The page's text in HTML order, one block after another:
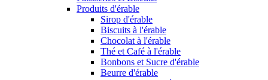
Produits d'érable
Sirop d'érable
Biscuits à l'érable
Chocolat à l'érable
Thé et Café à l'érable
Bonbons et Sucre d'érable
Beurre d'érable